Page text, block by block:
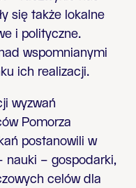
się także lokalne
i polityczne.
wspomnianymi
ich realizacji.
wyzwań
Pomorza
postanowili w
nauki – gospodarki,
celów dla